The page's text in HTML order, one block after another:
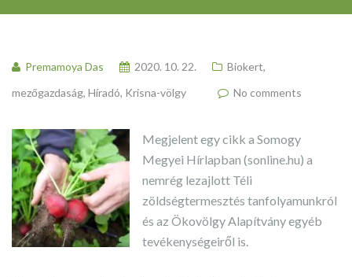
Premamoya Das 2020. 10. 22.
Biokert,
mezőgazdaság, Híradó, Krisna-völgy No comments
Megjelent egy cikk a Somogy
Megyei Hírlapban (sonline.hu) a
nemrég lezajlott Téli
zöldségtermesztés tanfolyamunkról
és az Ökovölgy Alapítvány egyéb
tevékenységeiről is.